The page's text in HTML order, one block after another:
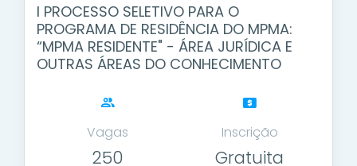
I PROCESSO SELETIVO PARA O
PROGRAMA DE RESIDÊNCIA DO MPMA:
“MPMA RESIDENTE" - ÁREA JURÍDICA E
OUTRAS ÁREAS DO CONHECIMENTO
Vagas
250
Inscrição
Gratuita